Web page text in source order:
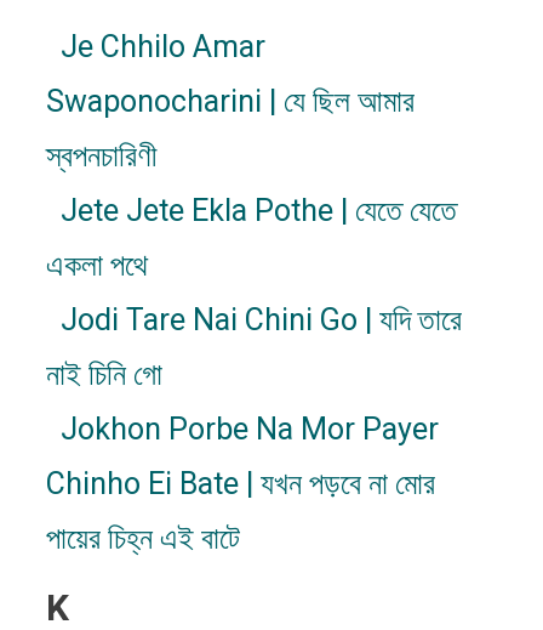
Je Chhilo Amar
Swaponocharini | যে ছিল আমার
স্বপনচারিণী
Jete Jete Ekla Pothe | যেতে যেতে
একলা পথে
Jodi Tare Nai Chini Go | যদি তারে
নাই চিনি গো
Jokhon Porbe Na Mor Payer
Chinho Ei Bate | যখন পড়বে না মোর
পায়ের চিহ্ন এই বাটে
K